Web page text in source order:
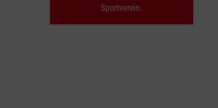
Sportverein.